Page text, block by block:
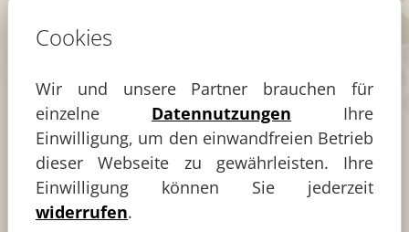
zur Tierpension
Sie suchen einen Border-Collie? Dann
können Sie sich hier
über unsere Hunde
informieren.
Cookies
Wir und unsere Partner brauchen für
einzelne Datennutzungen Ihre
Einwilligung, um den einwandfreien Betrieb
dieser Webseite zu gewährleisten. Ihre
Einwilligung können Sie jederzeit
widerrufen.